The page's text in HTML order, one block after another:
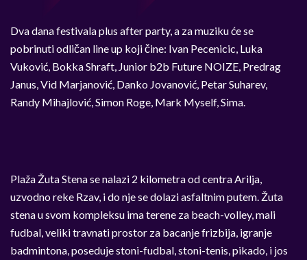
Dva dana festivala plus after party, a za muziku će se
pobrinuti odličan line up koji čine: Ivan Pecenicic, Luka
Vuković, Bokka Shraft, Junior b2b Future NOIZE, Predrag
Janus, Vid Marjanović, Danko Jovanović, Petar Suharev,
Randy Mihajlović, Simon Roge, Mark Myself, Sima.
Plaža Žuta Stena se nalazi 2 kilometra od centra Arilja,
uzvodno reke Rzav, i do nje se dolazi asfaltnim putem. Žuta
stena u svom kompleksu ima terene za beach-volley, mali
fudbal, veliki travnati prostor za bacanje frizbija, igranje
badmintona, poseduje stoni-fudbal, stoni-tenis, pikado, i jos